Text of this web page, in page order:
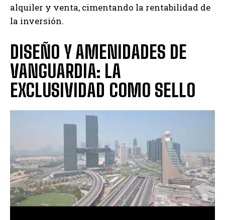
alquiler y venta, cimentando la rentabilidad de
la inversión.
DISEÑO Y AMENIDADES DE
VANGUARDIA: LA
EXCLUSIVIDAD COMO SELLO